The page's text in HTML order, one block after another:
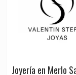
Joyería en Merlo